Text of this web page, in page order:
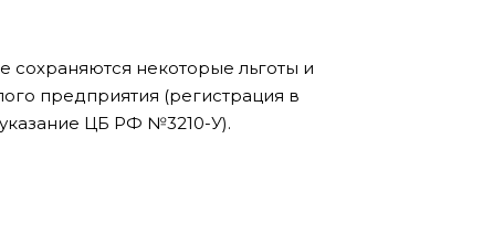
сохраняются некоторые льготы и
предприятия (регистрация в
ЦБ РФ №3210-У).